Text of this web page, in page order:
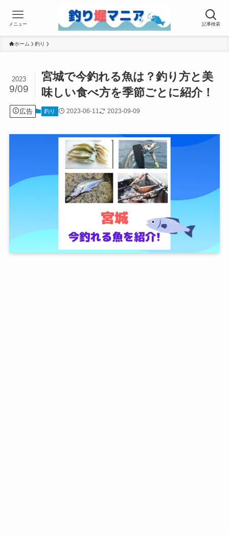
記事検索
メニュー
ホーム 釣り
宮城で今釣れる魚は？釣り方と美
味しい食べ方を季節ごとに紹介！
2023
9/09
広告 釣り 2023-06-11 2023-09-09